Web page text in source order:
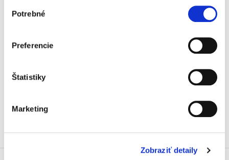
súhlasu
Potrebné
Preferencie
Štatistiky
Marketing
Zobraziť detaily
Marek Števček
a to úvod do civilného procesu a sporové